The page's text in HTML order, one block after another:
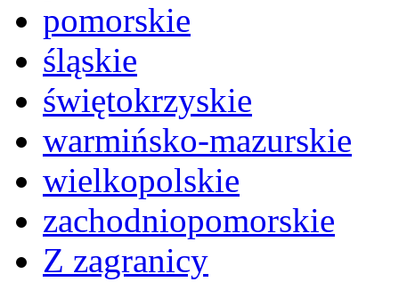
pomorskie
śląskie
świętokrzyskie
warmińsko-mazurskie
wielkopolskie
zachodniopomorskie
Z zagranicy